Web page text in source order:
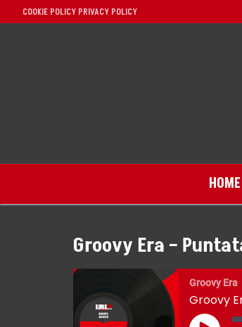
COOKIE POLICY PRIVACY POLICY
HOME
Noi
Groovy Era –
Groovy Era
Groovy